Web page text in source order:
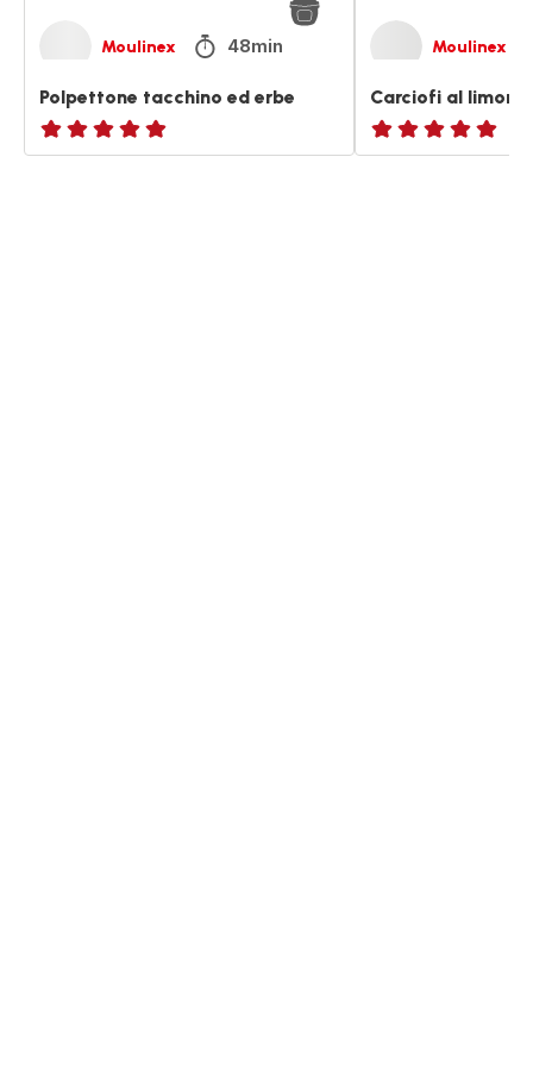
Moulinex 48min
Polpettone tacchino ed erbe
ratings.NaN
Moulinex
Carciofi al limone
ratings.NaN